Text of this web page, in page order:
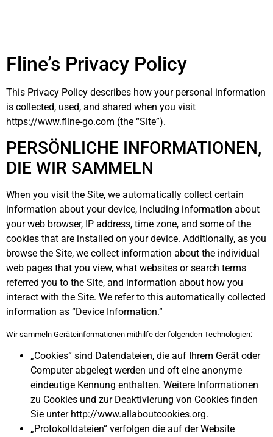
Fline’s Privacy Policy
This Privacy Policy describes how your personal information
is collected, used, and shared when you visit
https://www.fline-go.com (the “Site”).
PERSÖNLICHE INFORMATIONEN,
DIE WIR SAMMELN
When you visit the Site, we automatically collect certain
information about your device, including information about
your web browser, IP address, time zone, and some of the
cookies that are installed on your device. Additionally, as you
browse the Site, we collect information about the individual
web pages that you view, what websites or search terms
referred you to the Site, and information about how you
interact with the Site. We refer to this automatically collected
information as “Device Information.”
Wir sammeln Geräteinformationen mithilfe der folgenden Technologien:
„Cookies“ sind Datendateien, die auf Ihrem Gerät oder
Computer abgelegt werden und oft eine anonyme
eindeutige Kennung enthalten. Weitere Informationen
zu Cookies und zur Deaktivierung von Cookies finden
Sie unter http://www.allaboutcookies.org.
„Protokolldateien“ verfolgen die auf der Website